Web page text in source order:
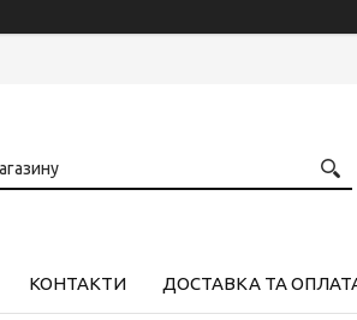
КОНТАКТИ ДОСТАВКА ТА